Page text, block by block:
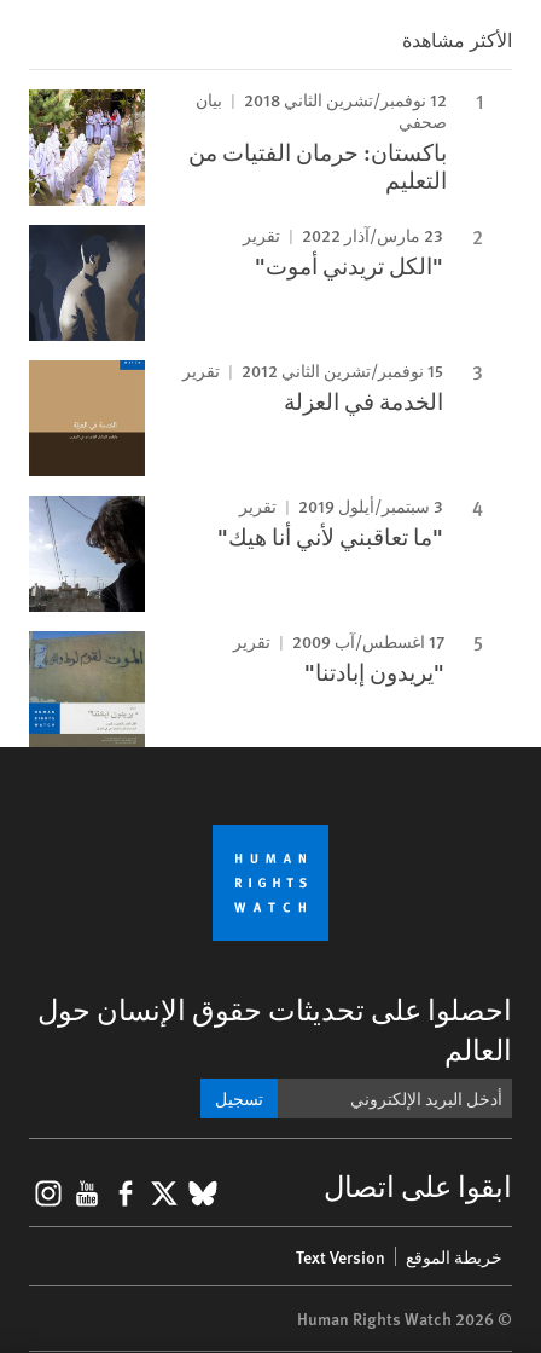
الأكثر مشاهدة
12 نوفمبر/تشرين الثاني 2018
بيان
صحفي
باكستان: حرمان الفتيات من
التعليم
23 مارس/آذار 2022 تقرير
"الكل تريدني أموت"
15 نوفمبر/تشرين الثاني 2012 تقرير
الخدمة في العزلة
3 سبتمبر/أيلول 2019 تقرير
"ما تعاقبني لأني أنا هيك"
17 اغسطس/آب 2009 تقرير
"يريدون إبادتنا"
احصلوا على تحديثات حقوق الإنسان حول
العالم
تسجيل
ابقوا على اتصال BlueSky
X
menu
خريطة الموقع Text Version
© 2026 Human Rights Watch